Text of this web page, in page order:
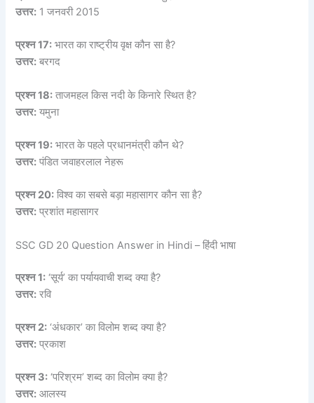
उत्तर: 1 जनवरी 2015
प्रश्न 17: भारत का राष्ट्रीय वृक्ष कौन सा है?
उत्तर: बरगद
प्रश्न 18: ताजमहल किस नदी के किनारे स्थित है?
उत्तर: यमुना
प्रश्न 19: भारत के पहले प्रधानमंत्री कौन थे?
उत्तर: पंडित जवाहरलाल नेहरू
प्रश्न 20: विश्व का सबसे बड़ा महासागर कौन सा है?
उत्तर: प्रशांत महासागर
SSC GD 20 Question Answer in Hindi – हिंदी भाषा
प्रश्न 1: ‘सूर्य’ का पर्यायवाची शब्द क्या है?
उत्तर: रवि
प्रश्न 2: ‘अंधकार’ का विलोम शब्द क्या है?
उत्तर: प्रकाश
प्रश्न 3: ‘परिश्रम’ शब्द का विलोम क्या है?
उत्तर: आलस्य